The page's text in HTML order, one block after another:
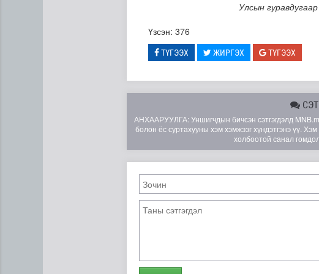
Үндэсний спортын зуны VIII наадам
Улсын
Үзсэн: 376
ТҮГЭЭХ ЖИРГЭХ ТҮГЭЭХ
АНХААРУУЛГА: Уншигчдын бичсэн сэтгэгдэлд
болон ёс суртахууны хэм хэмжээг хүндэтгэнэ үү. Хэм
холбоотой санал